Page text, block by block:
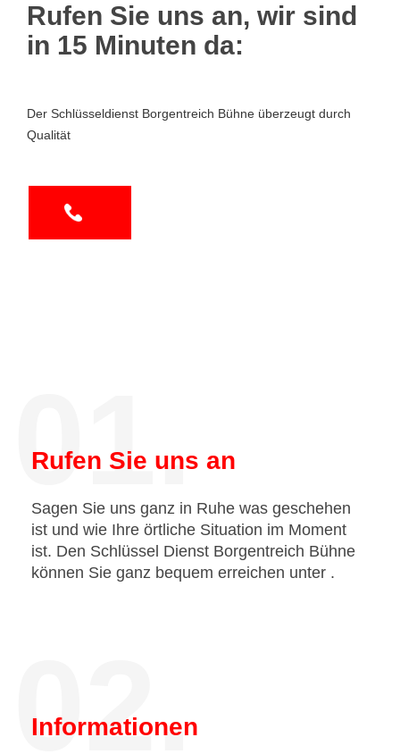
Rufen Sie uns an, wir sind
in 15 Minuten da:
Der Schlüsseldienst Borgentreich Bühne überzeugt durch
Qualität
01.
Rufen Sie uns an
Sagen Sie uns ganz in Ruhe was geschehen
ist und wie Ihre örtliche Situation im Moment
ist. Den Schlüssel Dienst Borgentreich Bühne
können Sie ganz bequem erreichen unter .
02.
Informationen